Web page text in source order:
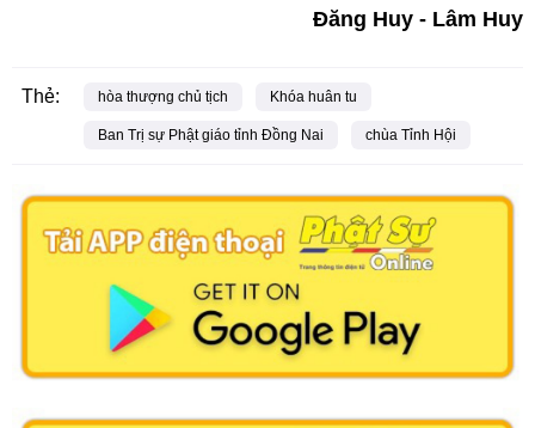
Đăng Huy - Lâm Huy
Thẻ: hòa thượng chủ tịch Khóa huân tu
Ban Trị sự Phật giáo tỉnh Đồng Nai chùa Tỉnh Hội